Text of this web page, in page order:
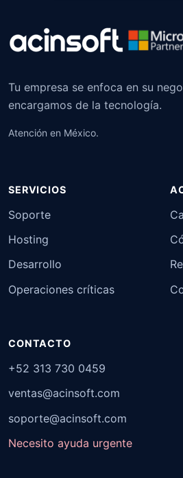
Tu empresa se enfoca en su
encargamos de la tecnología.
Atención en México.
SERVICIOS
Soporte
Hosting
Desarrollo
Operaciones críticas
CONTACTO
+52 313 730 0459
ventas@acinsoft.com
soporte@acinsoft.com
Necesito ayuda urgente